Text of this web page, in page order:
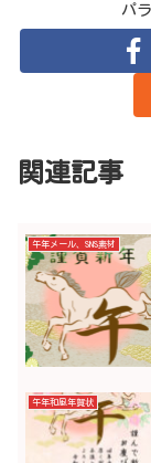
パ
関連記事
午年メール、SNS素材
午年和風年賀状